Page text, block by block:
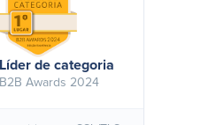
Líder de categoria
B2B Awards 2024